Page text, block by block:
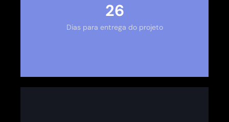
30
Dias para entrega do projeto